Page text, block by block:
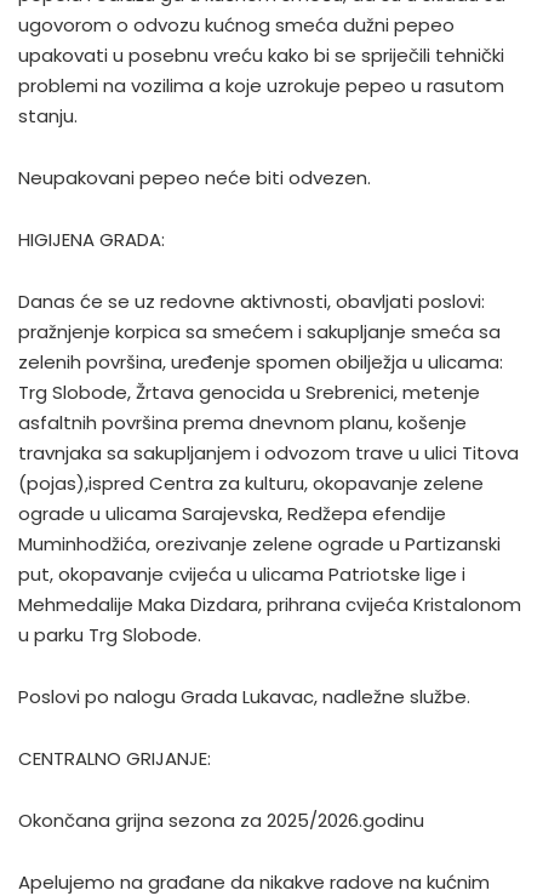
ugovorom o odvozu kućnog smeća dužni pepeo
upakovati u posebnu vreću kako bi se spriječili tehnički
problemi na vozilima a koje uzrokuje pepeo u rasutom
stanju.
Neupakovani pepeo neće biti odvezen.
HIGIJENA GRADA:
Danas će se uz redovne aktivnosti, obavljati poslovi:
pražnjenje korpica sa smećem i sakupljanje smeća sa
zelenih površina, uređenje spomen obilježja u ulicama:
Trg Slobode, Žrtava genocida u Srebrenici, metenje
asfaltnih površina prema dnevnom planu, košenje
travnjaka sa sakupljanjem i odvozom trave u ulici Titova
(pojas),ispred Centra za kulturu, okopavanje zelene
ograde u ulicama Sarajevska, Redžepa efendije
Muminhodžića, orezivanje zelene ograde u Partizanski
put, okopavanje cvijeća u ulicama Patriotske lige i
Mehmedalije Maka Dizdara, prihrana cvijeća Kristalonom
u parku Trg Slobode.
Poslovi po nalogu Grada Lukavac, nadležne službe.
CENTRALNO GRIJANJE:
Okončana grijna sezona za 2025/2026.godinu
Apelujemo na građane da nikakve radove na kućnim